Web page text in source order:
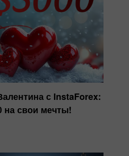
с InstaForex:
на свои мечты!